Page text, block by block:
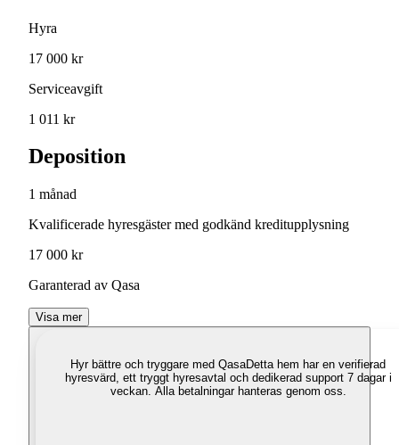
Hyra
17 000 kr
Serviceavgift
1 011 kr
Deposition
1 månad
Kvalificerade hyresgäster med godkänd kreditupplysning
17 000 kr
Garanterad av Qasa
Visa mer
Hyr bättre och tryggare med QasaDetta hem har en verifierad
hyresvärd, ett tryggt hyresavtal och dedikerad support 7 dagar i
veckan. Alla betalningar hanteras genom oss.